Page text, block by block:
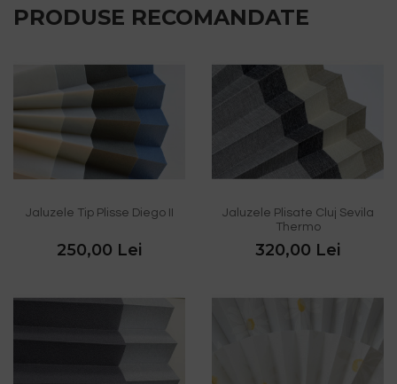
PRODUSE RECOMANDATE
Jaluzele Tip Plisse Diego II
250,00 Lei
Jaluzele Plisate Cluj Sevila
Thermo
320,00 Lei